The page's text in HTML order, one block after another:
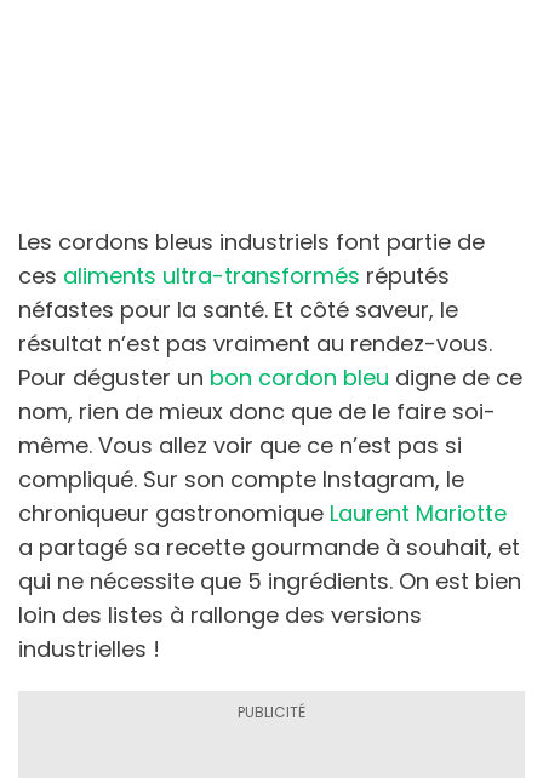
Les cordons bleus industriels font partie de
ces aliments ultra-transformés réputés
néfastes pour la santé. Et côté saveur, le
résultat n’est pas vraiment au rendez-vous.
Pour déguster un bon cordon bleu digne de ce
nom, rien de mieux donc que de le faire soi-
même. Vous allez voir que ce n’est pas si
compliqué. Sur son compte Instagram, le
chroniqueur gastronomique Laurent Mariotte
a partagé sa recette gourmande à souhait, et
qui ne nécessite que 5 ingrédients. On est bien
loin des listes à rallonge des versions
industrielles !